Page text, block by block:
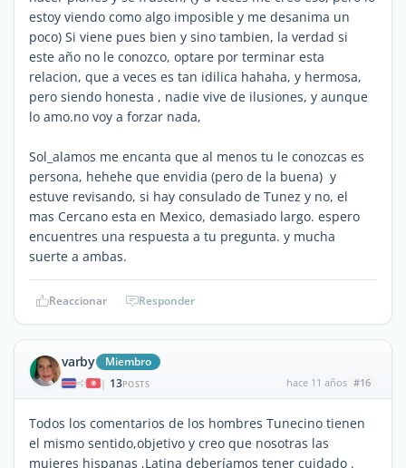
estoy viendo como algo imposible y me desanima un
poco) Si viene pues bien y sino tambien, la verdad si
este año no le conozco, optare por terminar esta
relacion, que a veces es tan idilica hahaha, y hermosa,
pero siendo honesta , nadie vive de ilusiones, y aunque
lo amo.no voy a forzar nada,
Sol_alamos me encanta que al menos tu le conozcas es
persona, hehehe que envidia (pero de la buena) y
estuve revisando, si hay consulado de Tunez y no, el
mas Cercano esta en Mexico, demasiado largo. espero
encuentres una respuesta a tu pregunta. y mucha
suerte a ambas.
Reaccionar Responder
varby Miembro
| 13POSTS hace 11 años #16
Todos los comentarios de los hombres Tunecino tienen
el mismo sentido,objetivo y creo que nosotras las
mujeres hispanas ,Latina deberíamos tener cuidado .